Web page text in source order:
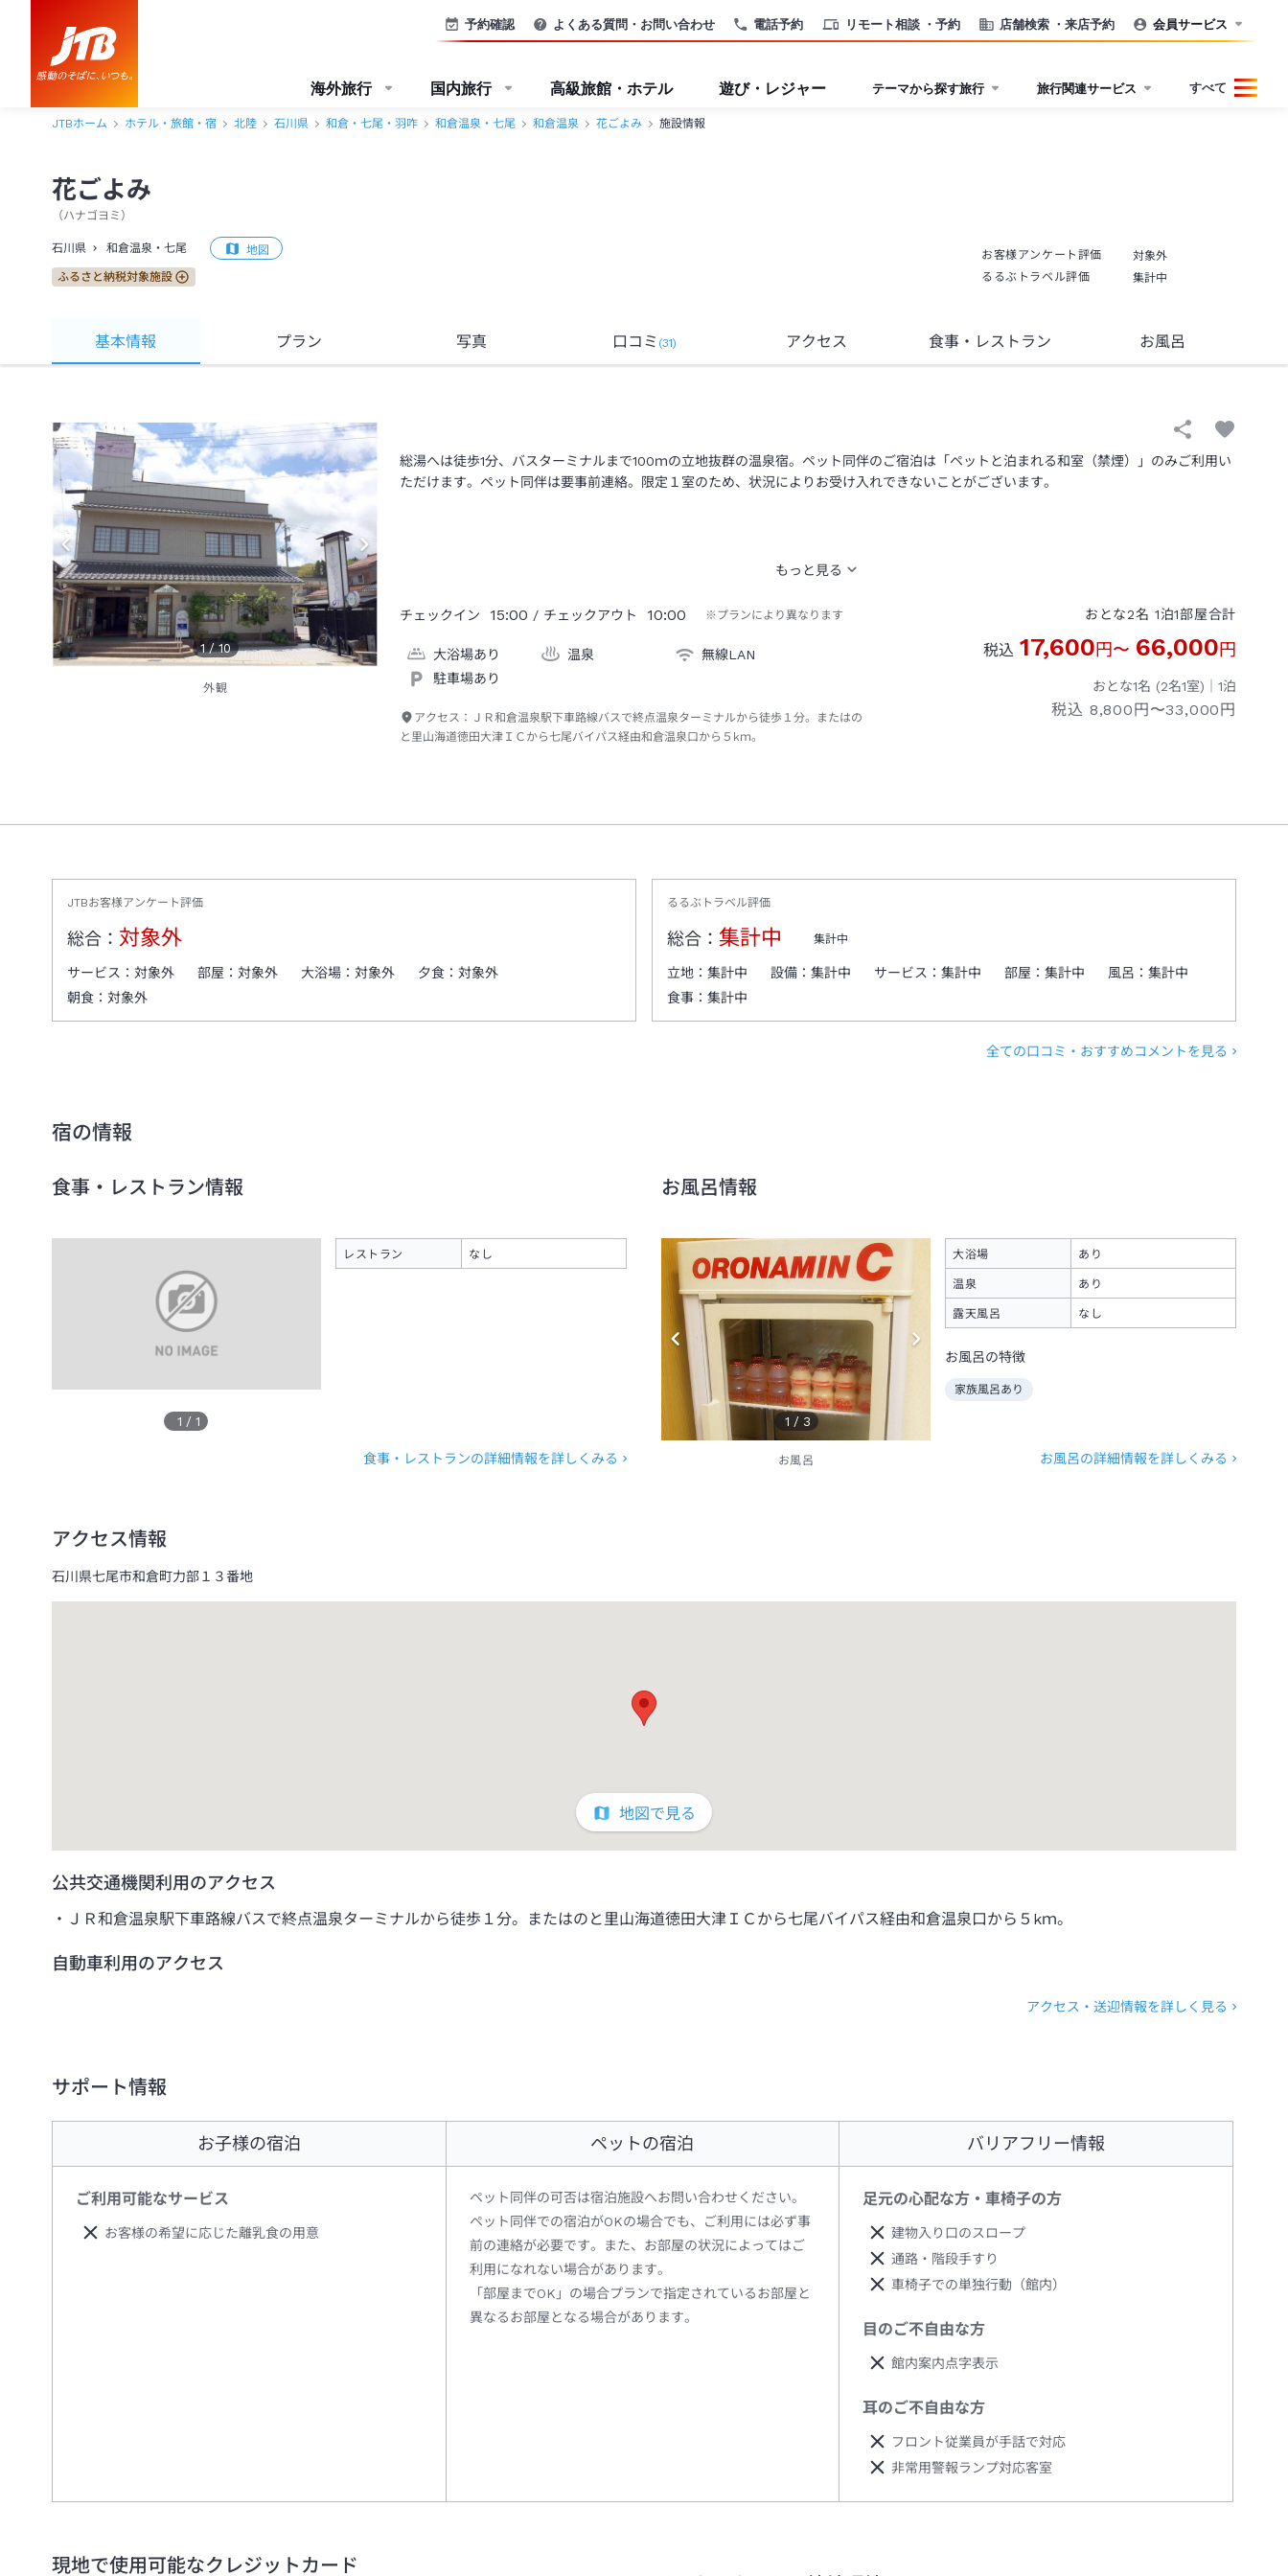
電話予約 リモート相談 ・予約 店舗検索 ・来店予約
予約確認 よくある質問・お問い合わせ 会員サービス
海外旅行 国内旅行 高級旅館・ホテル 遊び・レジャー テーマから探す旅行 旅行関連サービス すべて
JTBホーム ホテル・旅館・宿 北陸 石川県 和倉・七尾・羽咋 和倉温泉・七尾 和倉温泉 花ごよみ 施設情報
花ごよみ
（ハナゴヨミ ）
石川県 和倉温泉・七尾 地図
ふるさと納税対象施設
お客様アンケート評価
対象外
るるぶトラベル評価
集計中
基本情報 プラン 写真 口コミ (31) アクセス 食事・レストラン お風呂
1 /10
外観
総湯へは徒歩1分、バスターミナルまで100ｍの立地抜群の温泉宿。ペット同伴のご宿泊は「ペットと泊まれる和室（禁煙）」のみご利用い
ただけます。ペット同伴は要事前連絡。限定１室のため、状況によりお受け入れできないことがございます。
チェックイン 15:00 / チェックアウト 10:00 ※プランにより異なります
大浴場あり 温泉
無線LAN
駐車場あり
アクセス： ＪＲ和倉温泉駅下車路線バスで終点温泉ターミナルから徒歩１分。またはの
と里山海道徳田大津ＩＣから七尾バイパス経由和倉温泉口から５kｍ。
おとな2名 1泊1部屋合計
税込 17,600円〜 66,000円
おとな1名 (2名1室)｜ 1泊
税込 8,800円〜33,000円
JTBお客様アンケート評価
総合： 対象外
サービス： 対象外 部屋： 対象外 大浴場： 対象外 夕食： 対象外
朝食： 対象外
るるぶトラベル評価
総合： 集計中 集計中
立地：集計中 設備：集計中 サービス：集計中 部屋：集計中 風呂：集計中
食事：集計中
全ての口コミ・おすすめコメントを見る
宿の情報
食事・レストラン情報
1 /1
レストラン なし
食事・レストランの詳細情報を詳しくみる
お風呂情報
1 / 3
お風呂
大浴場 あり
温泉 あり
露天風呂 なし
お風呂の特徴
家族風呂あり
お風呂の詳細情報を詳しくみる
アクセス情報
石川県七尾市和倉町力部１３番地
地図で見る
公共交通機関利用のアクセス
ＪＲ和倉温泉駅下車路線バスで終点温泉ターミナルから徒歩１分。またはのと里山海道徳田大津ＩＣから七尾バイパス経由和倉温泉口から５kｍ。
自動車利用のアクセス
アクセス・送迎情報を詳しく見る
サポート情報
お子様の宿泊
ご利用可能なサービス
お客様の希望に応じた離乳食の用意
ペットの宿泊
ペット同伴の可否は宿泊施設へお問い合わせください。
ペット同伴での宿泊がOKの場合でも、ご利用には必ず事
前の連絡が必要です。また、お部屋の状況によってはご
利用になれない場合があります。
「部屋までOK」の場合プランで指定されているお部屋と
異なるお部屋となる場合があります。
バリアフリー情報
足元の心配な方・車椅子の方
建物入り口のスロープ
通路・階段手すり
車椅子での単独行動（館内）
目のご不自由な方
館内案内点字表示
耳のご不自由な方
フロント従業員が手話で対応
非常用警報ランプ対応客室
現地で使用可能なクレジットカード